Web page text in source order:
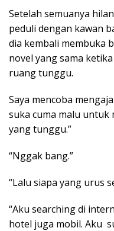
Setelah semuanya
peduli dengan kawan
dia kembali membuka
novel yang sama
ruang tunggu.
Saya mencoba
suka cuma malu untuk
yang tunggu.”
“Nggak bang.”
“Lalu siapa yang urus
“Aku searching di
hotel juga mobil. Aku